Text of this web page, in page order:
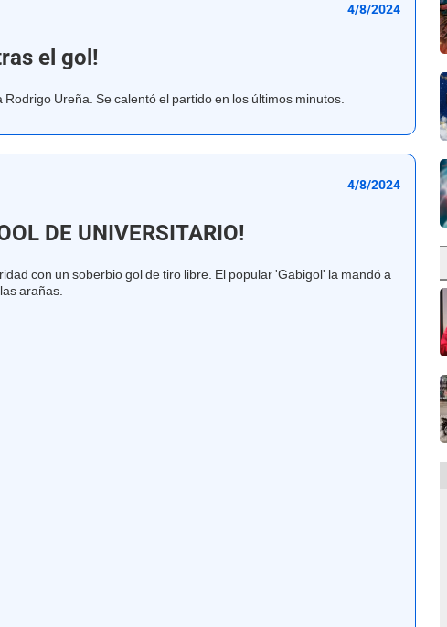
4/8/2024
el gol!
Rodrigo Ureña. Se calentó el partido en los últimos minutos.
4/8/2024
DE UNIVERSITARIO!
con un soberbio gol de tiro libre. El popular 'Gabigol' la mandó a
arañas.